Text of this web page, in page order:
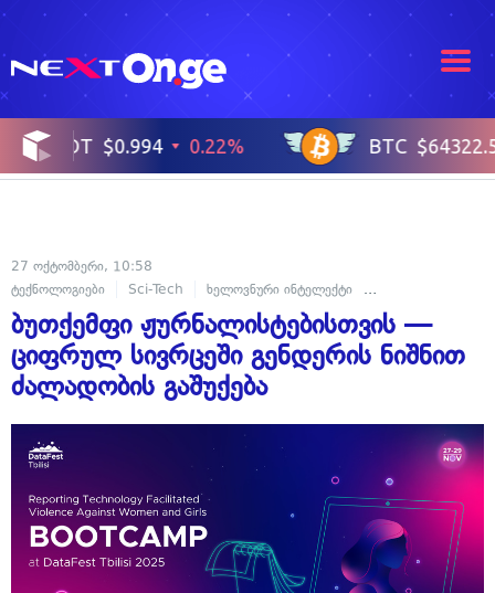
27 ოქტომბერი, 10:58
ტექნოლოგიები
Sci-Tech ხელოვნური ინტელექტი
ბუთქემფი ჟურნალისტებისთვის —
ციფრულ სივრცეში გენდერის ნიშნით
ძალადობის გაშუქება